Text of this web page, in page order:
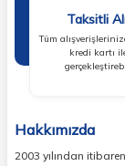
Taksitli
Tüm
kredi kartı
Hakkımızda
2003 yılından